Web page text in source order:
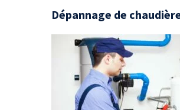
Dépannage de